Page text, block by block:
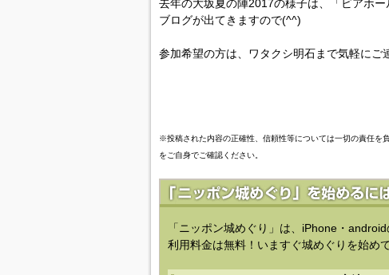
去年の大坂夏の陣2017の様子は、「ビアホ
ブログが出てきますので(^^)
参加希望の方は、ワタクシ明石まで気軽にご
※投稿された内容の正確性、信頼性等については一切の責任を
をご自身でご確認ください。
「ニッポン城めぐり」は、iPhone・android
利用料金は無料！いますぐ城めぐりを始め